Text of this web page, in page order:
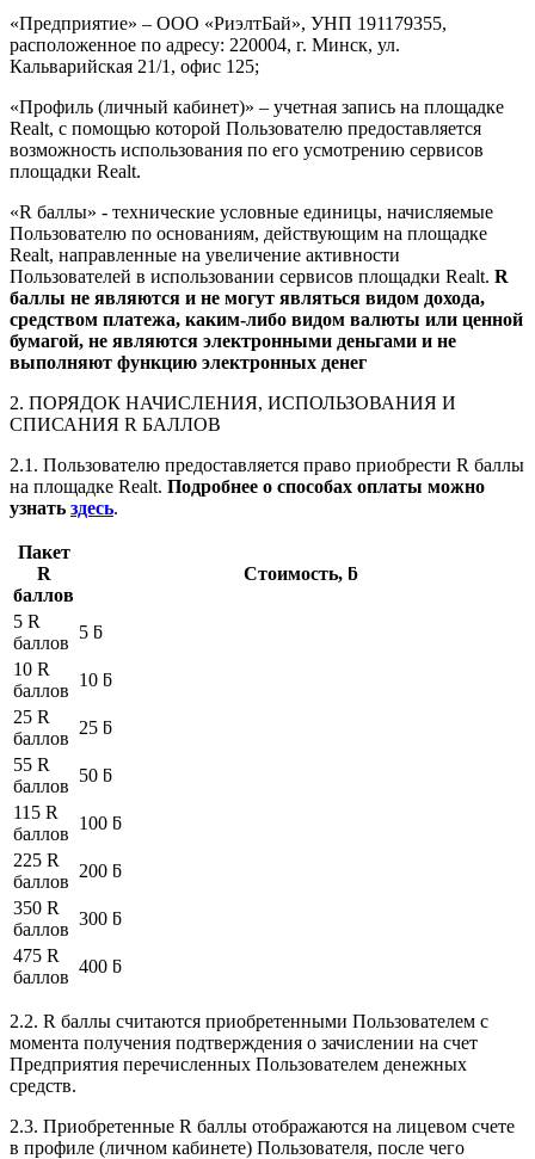
«Предприятие» – ООО «РиэлтБай», УНП 191179355,
расположенное по адресу: 220004, г. Минск, ул.
Кальварийская 21/1, офис 125;
«Профиль (личный кабинет)» – учетная запись на площадке
Realt, с помощью которой Пользователю предоставляется
возможность использования по его усмотрению сервисов
площадки Realt.
«R баллы» - технические условные единицы, начисляемые
Пользователю по основаниям, действующим на площадке
Realt, направленные на увеличение активности
Пользователей в использовании сервисов площадки Realt. R
баллы не являются и не могут являться видом дохода,
средством платежа, каким-либо видом валюты или ценной
бумагой, не являются электронными деньгами и не
выполняют функцию электронных денег
2. ПОРЯДОК НАЧИСЛЕНИЯ, ИСПОЛЬЗОВАНИЯ И
СПИСАНИЯ R БАЛЛОВ
2.1. Пользователю предоставляется право приобрести R баллы
на площадке Realt. Подробнее о способах оплаты можно
узнать здесь.
Пакет
R
баллов
Стоимость, ƃ
5 R
баллов
5 ƃ
10 R
баллов
10 ƃ
25 R
баллов
25 ƃ
55 R
баллов
50 ƃ
115 R
баллов
100 ƃ
225 R
баллов
200 ƃ
350 R
баллов
300 ƃ
475 R
баллов
400 ƃ
2.2. R баллы считаются приобретенными Пользователем с
момента получения подтверждения о зачислении на счет
Предприятия перечисленных Пользователем денежных
средств.
2.3. Приобретенные R баллы отображаются на лицевом счете
в профиле (личном кабинете) Пользователя, после чего